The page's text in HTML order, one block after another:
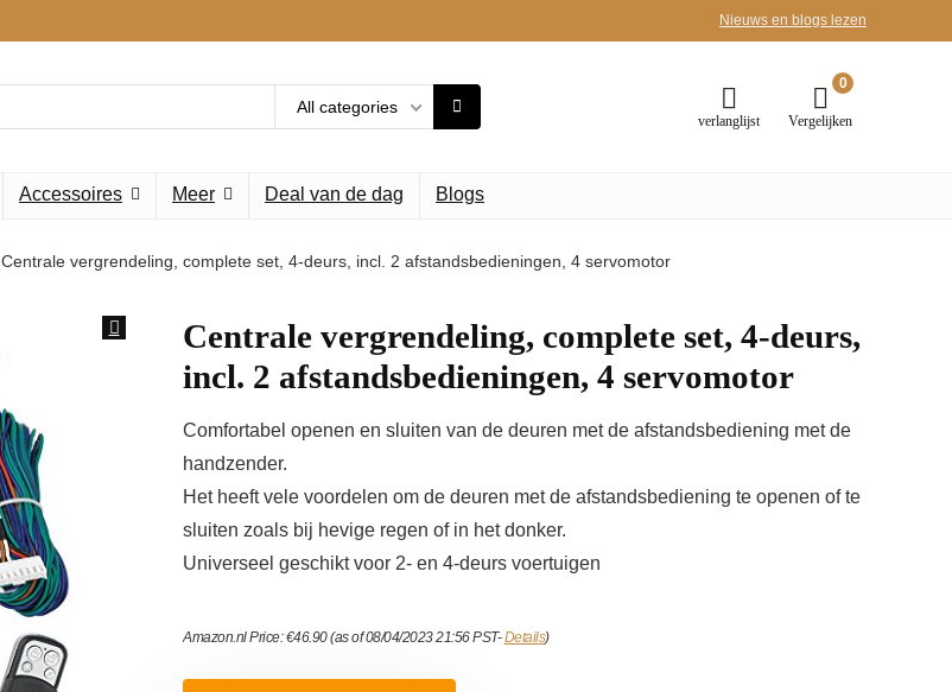
Nieuws en blogs lezen
All categories
verlanglijst
0
Vergelijken
Accessoires Meer Deal van de dag Blogs
Centrale vergrendeling, complete set, 4-deurs, incl. 2 afstandsbedieningen, 4 servomotor
Centrale vergrendeling, complete set, 4-deurs,
incl. 2 afstandsbedieningen, 4 servomotor
Comfortabel openen en sluiten van de deuren met de afstandsbediening met de
handzender.
Het heeft vele voordelen om de deuren met de afstandsbediening te openen of te
sluiten zoals bij hevige regen of in het donker.
Universeel geschikt voor 2- en 4-deurs voertuigen
Amazon.nl Price:€46.90(as of 08/04/2023 21:56 PST-Details)